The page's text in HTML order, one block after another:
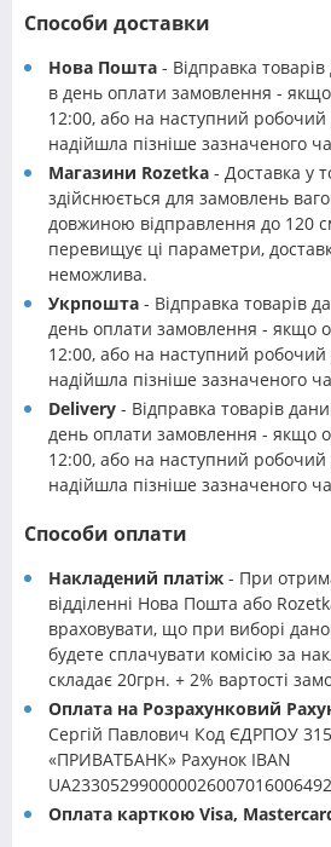
Способи доставки
Нова Пошта - Відправка
в день оплати замовлення -
12:00, або на наступний
надійшла пізніше зазначеного
Магазини Rozetka - Доставка у
здійснюється для замовлень
довжиною відправлення до 120
перевищує ці параметри,
неможлива.
Укрпошта - Відправка товарів
день оплати замовлення - якщо
12:00, або на наступний
надійшла пізніше зазначеного
Delivery - Відправка товарів
день оплати замовлення - якщо
12:00, або на наступний
надійшла пізніше зазначеного
Способи оплати
Накладений платіж - При
відділенні Нова Пошта або
враховувати, що при виборі
будете сплачувати комісію за
складає 20грн. + 2% вартості
Оплата на Розрахунковий
Сергій Павлович Код ЄДРПОУ
«ПРИВАТБАНК» Рахунок IBAN
UA233052990000026007016006492
Оплата карткою Visa,